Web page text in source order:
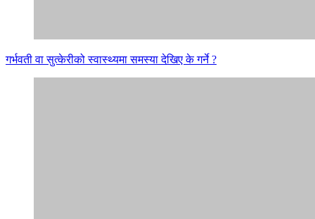
गर्भवती वा सुत्केरीको स्वास्थ्यमा समस्या देखिए के गर्ने ?